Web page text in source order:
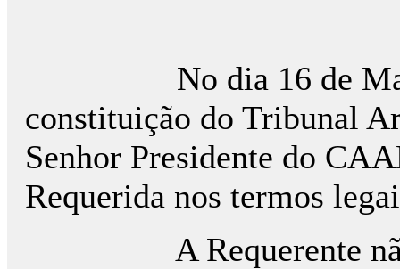
No dia 16 de Maio
constituição do Tribunal
Senhor Presidente do
Requerida nos termos
A Requerente não